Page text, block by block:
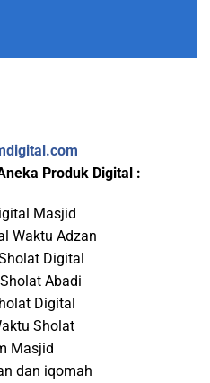
Produk Digital :
Masjid
Waktu Adzan
Digital
Abadi
Digital
Sholat
Masjid
dan iqomah